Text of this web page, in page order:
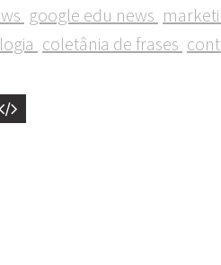
google edu news
coletânia de frases